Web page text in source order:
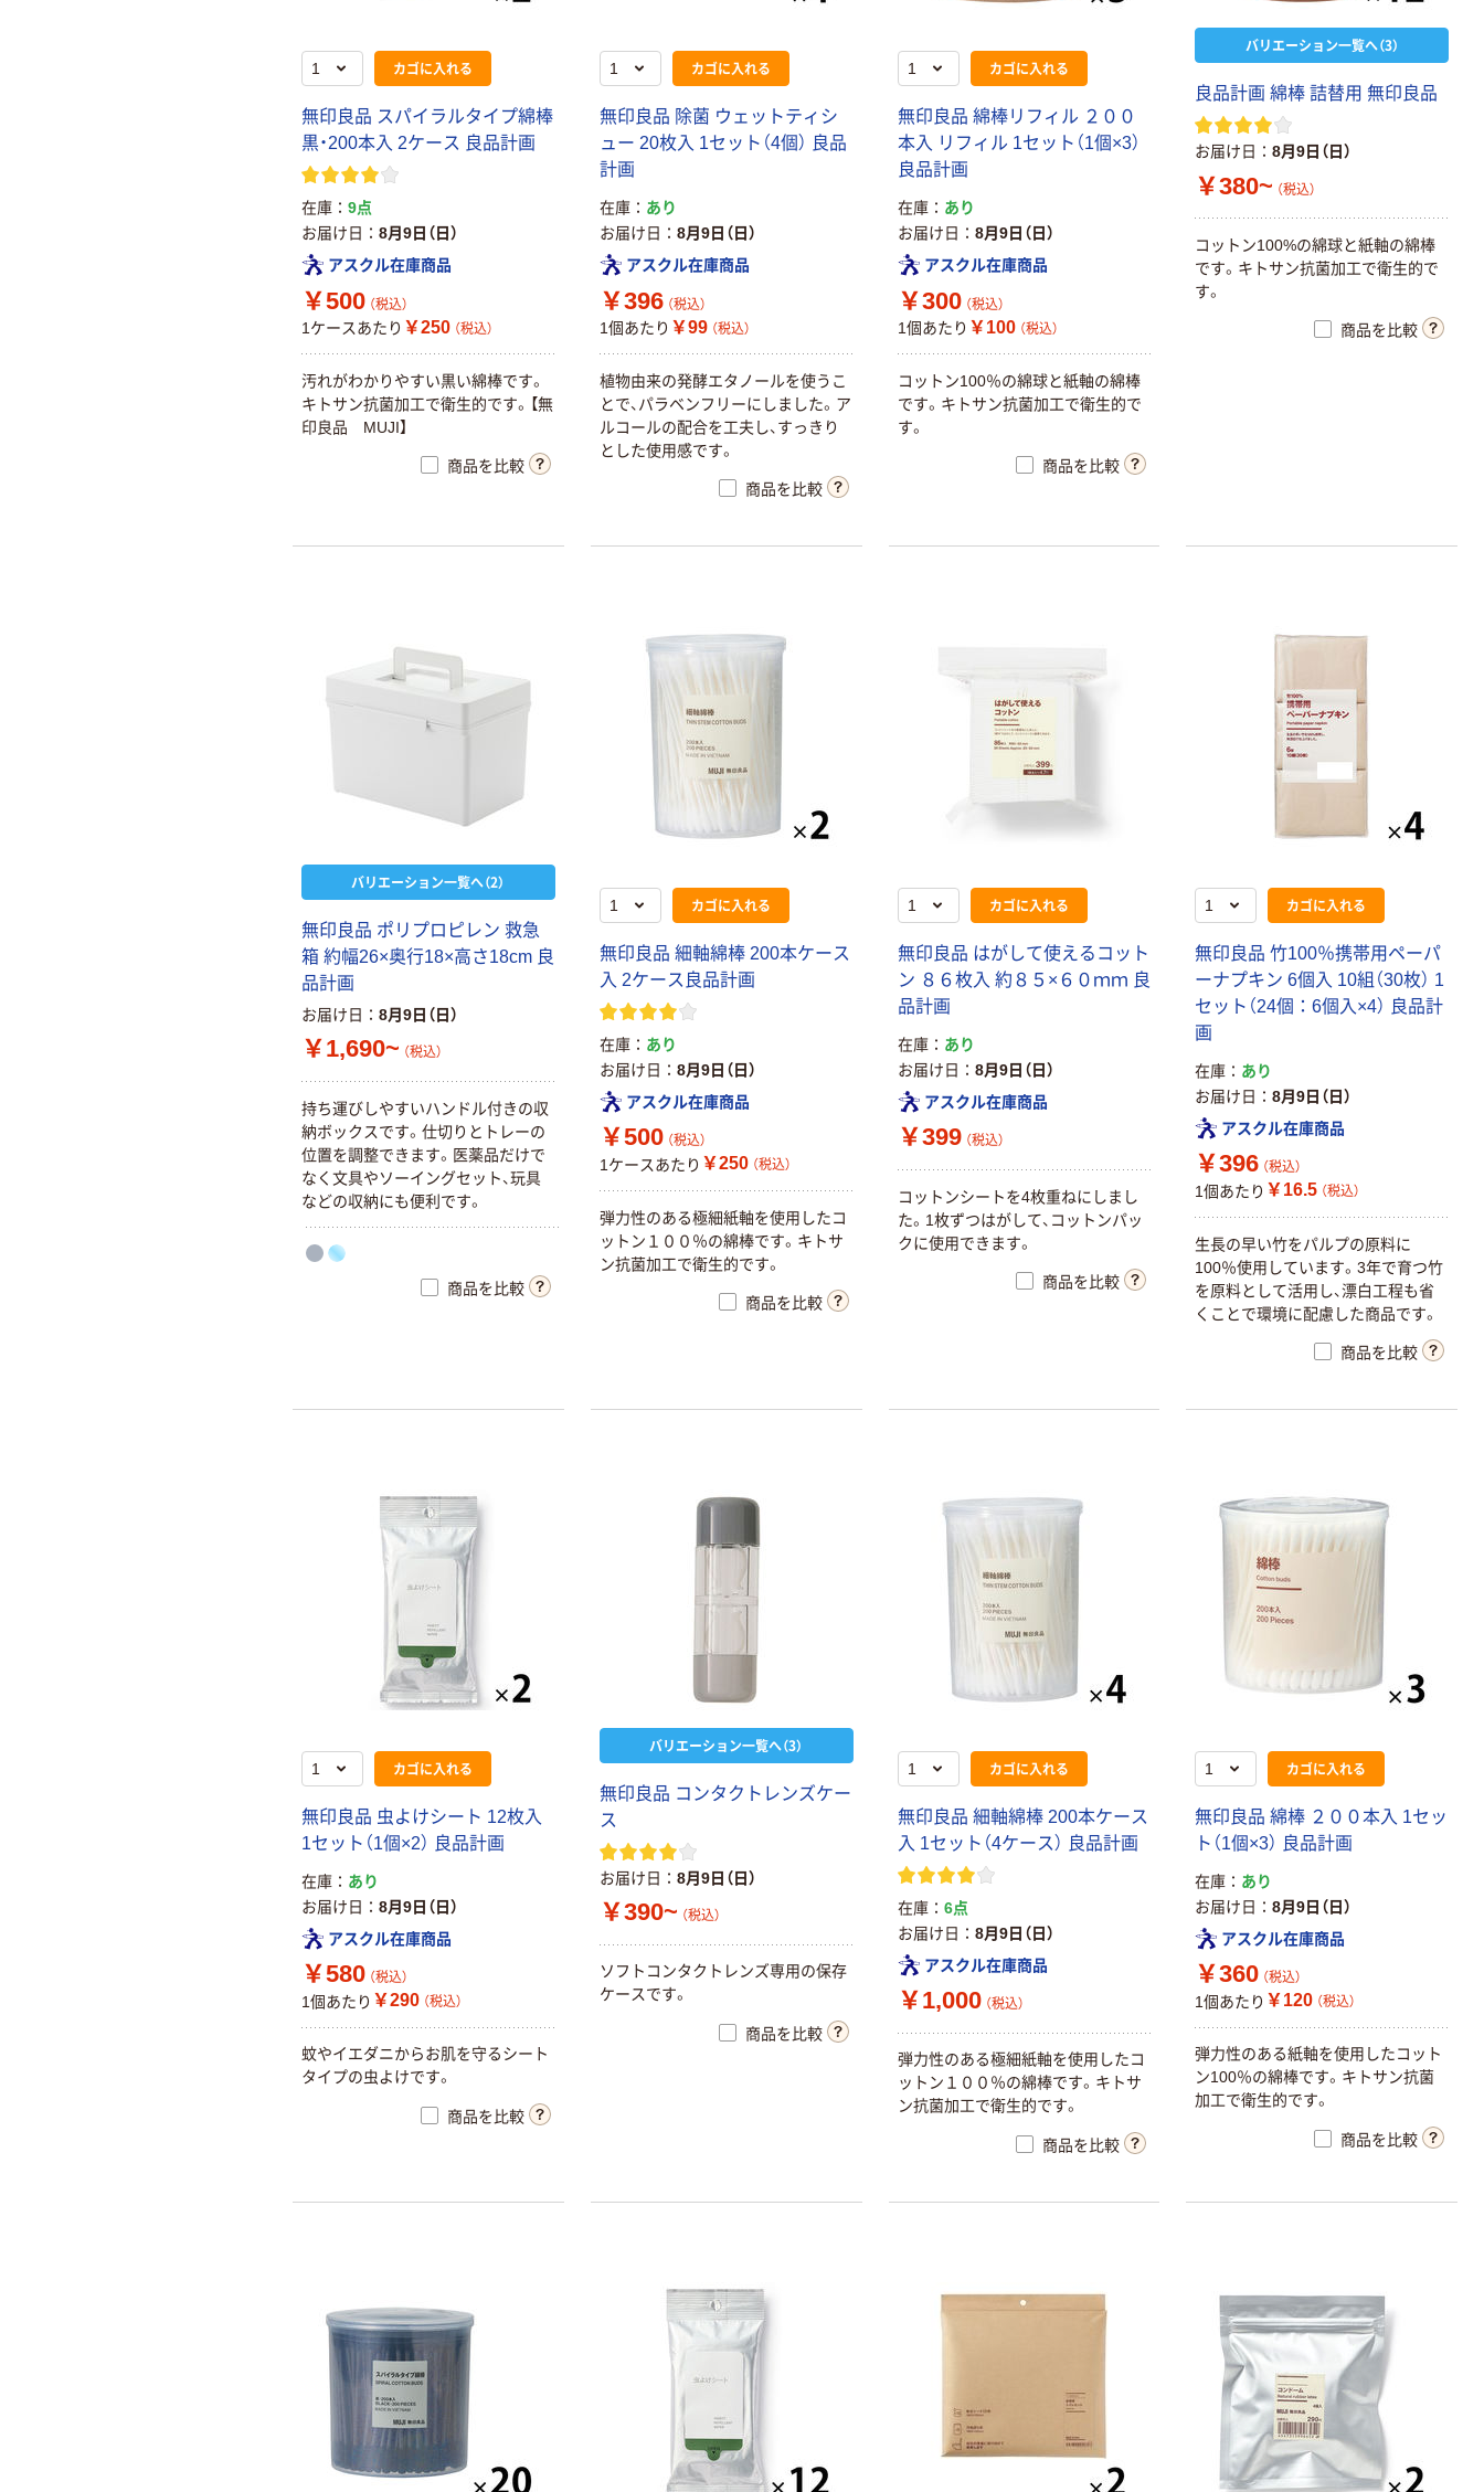
カゴに入れる
無印良品 スパイラルタイプ綿棒
黒・200本入 2ケース 良品計画
在庫
9点
お届け日
8月9日（日）
アスクル在庫商品
￥500 （税込）
1ケースあたり ￥250 （税込）
汚れがわかりやすい黒い綿棒です。
キトサン抗菌加工で衛生的です。【無
印良品 MUJI】
商品を比較
カゴに入れる
無印良品 除菌 ウェットティシ
ュー 20枚入 1セット（4個） 良品
計画
在庫
あり
お届け日
8月9日（日）
アスクル在庫商品
￥396 （税込）
1個あたり ￥99 （税込）
植物由来の発酵エタノールを使うこ
とで、パラベンフリーにしました。ア
ルコールの配合を工夫し、すっきり
とした使用感です。
商品を比較
カゴに入れる
無印良品 綿棒リフィル ２００
本入 リフィル 1セット（1個×3）
良品計画
在庫
あり
お届け日
8月9日（日）
アスクル在庫商品
￥300 （税込）
1個あたり ￥100 （税込）
コットン100％の綿球と紙軸の綿棒
です。キトサン抗菌加工で衛生的で
す。
商品を比較
バリエーション一覧へ（3）
良品計画 綿棒 詰替用 無印良品
お届け日 8月9日（日）
￥380~ （税込）
コットン100%の綿球と紙軸の綿棒
です。キトサン抗菌加工で衛生的で
す。
商品を比較
バリエーション一覧へ（2）
無印良品 ポリプロピレン 救急
箱 約幅26×奥行18×高さ18cm 良
品計画
お届け日 8月9日（日）
￥1,690~ （税込）
持ち運びしやすいハンドル付きの収
納ボックスです。仕切りとトレーの
位置を調整できます。医薬品だけで
なく文具やソーイングセット、玩具
などの収納にも便利です。
商品を比較
カゴに入れる
無印良品 細軸綿棒 200本ケース
入 2ケース良品計画
在庫
あり
お届け日
8月9日（日）
アスクル在庫商品
￥500 （税込）
1ケースあたり ￥250 （税込）
弾力性のある極細紙軸を使用したコ
ットン１００％の綿棒です。キトサ
ン抗菌加工で衛生的です。
商品を比較
カゴに入れる
無印良品 はがして使えるコット
ン ８６枚入 約８５×６０ｍｍ 良
品計画
在庫
あり
お届け日
8月9日（日）
アスクル在庫商品
￥399 （税込）
コットンシートを4枚重ねにしまし
た。1枚ずつはがして、コットンパッ
クに使用できます。
商品を比較
カゴに入れる
無印良品 竹100％携帯用ペーパ
ーナプキン 6個入 10組（30枚） 1
セット（24個：6個入×4） 良品計
画
在庫
あり
お届け日
8月9日（日）
アスクル在庫商品
￥396 （税込）
1個あたり ￥16.5 （税込）
生長の早い竹をパルプの原料に
100％使用しています。3年で育つ竹
を原料として活用し、漂白工程も省
くことで環境に配慮した商品です。
商品を比較
カゴに入れる
無印良品 虫よけシート 12枚入
1セット（1個×2） 良品計画
在庫
あり
お届け日
8月9日（日）
アスクル在庫商品
￥580 （税込）
1個あたり ￥290 （税込）
蚊やイエダニからお肌を守るシート
タイプの虫よけです。
商品を比較
バリエーション一覧へ（3）
無印良品 コンタクトレンズケー
ス
お届け日 8月9日（日）
￥390~ （税込）
ソフトコンタクトレンズ専用の保存
ケースです。
商品を比較
カゴに入れる
無印良品 細軸綿棒 200本ケース
入 1セット（4ケース） 良品計画
在庫
6点
お届け日
8月9日（日）
アスクル在庫商品
￥1,000 （税込）
弾力性のある極細紙軸を使用したコ
ットン１００％の綿棒です。キトサ
ン抗菌加工で衛生的です。
商品を比較
カゴに入れる
無印良品 綿棒 ２００本入 1セッ
ト（1個×3） 良品計画
在庫
あり
お届け日
8月9日（日）
アスクル在庫商品
￥360 （税込）
1個あたり ￥120 （税込）
弾力性のある紙軸を使用したコット
ン100％の綿棒です。キトサン抗菌
加工で衛生的です。
商品を比較